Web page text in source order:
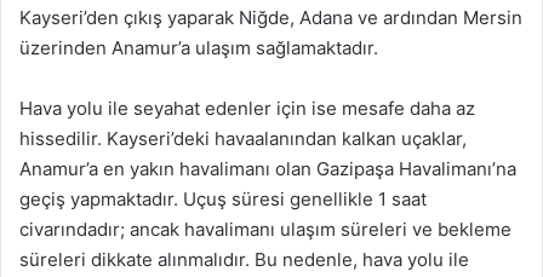
Kayseri’den çıkış yaparak Niğde, Adana ve ardından Mersin
üzerinden Anamur’a ulaşım sağlamaktadır.
Hava yolu ile seyahat edenler için ise mesafe daha az
hissedilir. Kayseri’deki havaalanından kalkan uçaklar,
Anamur’a en yakın havalimanı olan Gazipaşa Havalimanı’na
geçiş yapmaktadır. Uçuş süresi genellikle 1 saat
civarındadır; ancak havalimanı ulaşım süreleri ve bekleme
süreleri dikkate alınmalıdır. Bu nedenle, hava yolu ile